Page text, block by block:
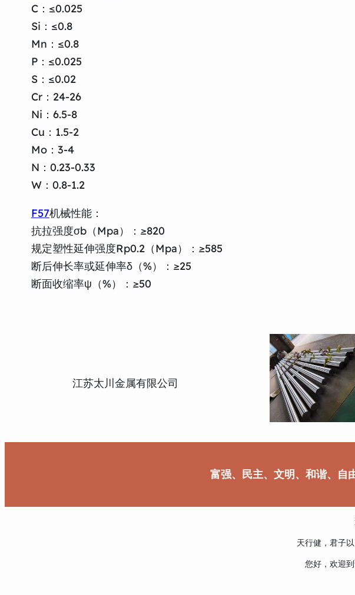
C：≤0.025
Si：≤0.8
Mn：≤0.8
P：≤0.025
S：≤0.02
Cr：24-26
Ni：6.5-8
Cu：1.5-2
Mo：3-4
N：0.23-0.33
W：0.8-1.2
F57机械性能：
抗拉强度σb（Mpa）：≥820
规定塑性延伸强度Rp0.2（Mpa）：≥585
断后伸长率或延伸率δ（%）：≥25
断面收缩率ψ（%）：≥50
江苏太川金属有限公司
富强、民主、文明、和谐、自
天行健，君子
您好，欢迎